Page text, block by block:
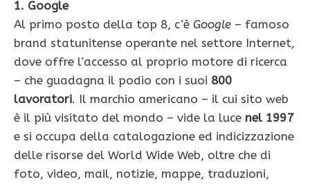
1. Google
Al primo posto della top 8, c’è Google – famoso
brand statunitense operante nel settore Internet,
dove offre l’accesso al proprio motore di ricerca
– che guadagna il podio con i suoi 800
lavoratori. Il marchio americano – il cui sito web
è il più visitato del mondo – vide la luce nel 1997
e si occupa della catalogazione ed indicizzazione
delle risorse del World Wide Web, oltre che di
foto, video, mail, notizie, mappe, traduzioni,